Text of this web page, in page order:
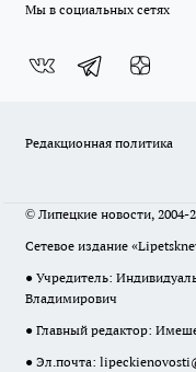
Мы в социальных сетях
Редакционная политика
© Липецкие новости, 2004-
Сетевое издание
● Учредитель:
Владимирович
● Главный редактор:
● Эл.почта: